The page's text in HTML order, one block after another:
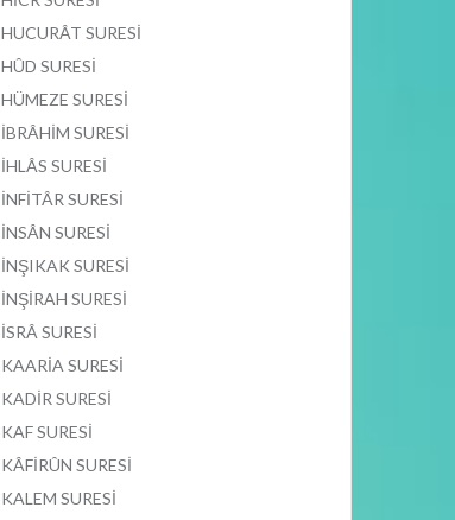
HUCURÂT SURESİ
HÛD SURESİ
HÜMEZE SURESİ
İBRÂHİM SURESİ
İHLÂS SURESİ
İNFİTÂR SURESİ
İNSÂN SURESİ
İNŞIKAK SURESİ
İNŞİRAH SURESİ
İSRÂ SURESİ
KAARİA SURESİ
KADİR SURESİ
KAF SURESİ
KÂFİRÛN SURESİ
KALEM SURESİ